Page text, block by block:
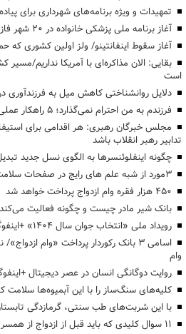
تمهیدات و ویژه برنامه‌های شهرداری برای
آغاز برنامه ملی پزشکی خانواده در ۲۰ شهر فاز دوم با حضور «پزشکیان»
آغاز سقوط اینفانتینو/ ولز اولین کشوری
بقایی: الان مذاکره‌ای با آمریکا نداریم/مسیر
است
دلایل روانشناختی کاهش میل به فرزندآوری
فرزندم به من احترام نمی‌گذارد؛ ۵ راهکار عملی برای معکوس کردن این رفتار
مجلس خبرگان رهبری: هر اقدامی برای
تدابیر رهبر انقلاب باشد
چگونه اینفلوئنسرها به الگوی نسل جدید
3مورد از شبه علم های رایج در صفحات سلامت +اینفوگرافی
۴۵۰ هزار فقره وام ازدواج پرداخت خواهد شد
بانک شیر مادر چیست و چگونه فعالیت
رویداد ملی «انتخاب جوان سال ۱۴۰۴» +اینفوگرافی
اسامی ۳ بانک رکوردار پرداخت «وام
وام
روایت دوگانگی انسان در عصر دیجیتال
کلیه‌های سنگ‌ساز را با این آبمیوه‌ها سلامت
با این شربت‌های طب سنتی، گرمازدگی
۱۱ سوال کلیدی که باید قبل از ازدواج از همسر آینده‌تان بپرسید +اینفوگرافی